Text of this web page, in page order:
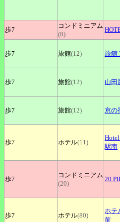
歩7
コンドミニアム
(8)
歩7 旅館(12) 旅館
歩7 旅館(12) 山田
歩7 旅館(12) 京の
歩7 ホテル(11)
Hotel
駅南
歩7
コンドミニアム
(20)
20
歩7 ホテル(80)
ホテ
前